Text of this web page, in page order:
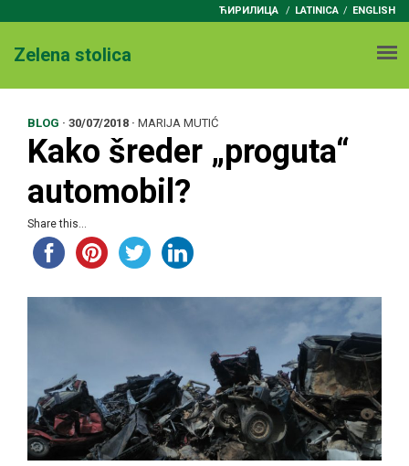
ЋИРИЛИЦА / LATINICA ENGLISH
Zelena stolica
BLOG · 30/07/2018 · MARIJA MUTIĆ
Kako šreder „proguta“
automobil?
Share this...